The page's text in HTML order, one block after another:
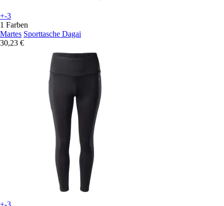
+-3
1 Farben
Martes Sporttasche Dagai
30,23 €